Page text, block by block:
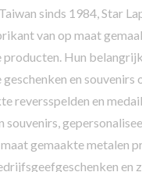
sinds 1984, Star
van op maat
Hun
en souvenirs
reversspelden en
souvenirs,
maat gemaakte metalen
en